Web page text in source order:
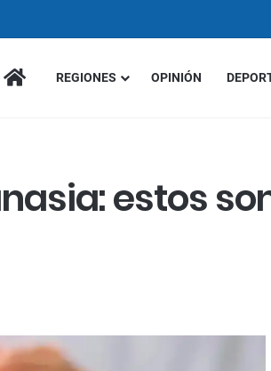
INICIOREGIONES OPINIÓN
estos